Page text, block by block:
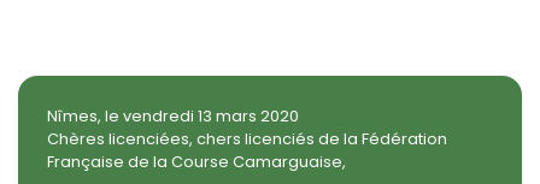
Nîmes, le vendredi 13 mars 2020
Chères licenciées, chers licenciés de la Fédération
Française de la Course Camarguaise,